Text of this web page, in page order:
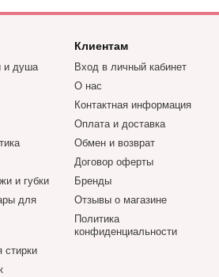
и душа
и губки
для
стирки
Клиентам
Вход в личный кабинет
О нас
Контактная информация
Оплата и доставка
Обмен и возврат
Договор оферты
Бренды
Отзывы о магазине
Политика
конфиденциальности